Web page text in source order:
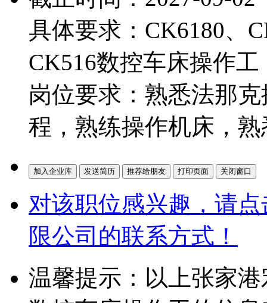
具体要求：CK6180、
CK516数控车床操作
岗位要求：熟悉法那
程，熟练操作机床，
对该职位感兴趣，请
限公司的联系方式！
温馨提示：以上张家